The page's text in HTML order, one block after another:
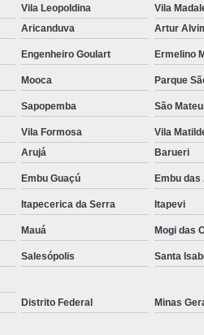
Vila Leopoldina Vila
Aricanduva Artur
Engenheiro Goulart Ermelino
Mooca Parque
Sapopemba São
Vila Formosa Vila
Arujá Barueri
Embu Guaçú Embu das
Itapecerica da Serra Itapevi
Mauá Mogi das
Salesópolis Santa
Distrito Federal Minas